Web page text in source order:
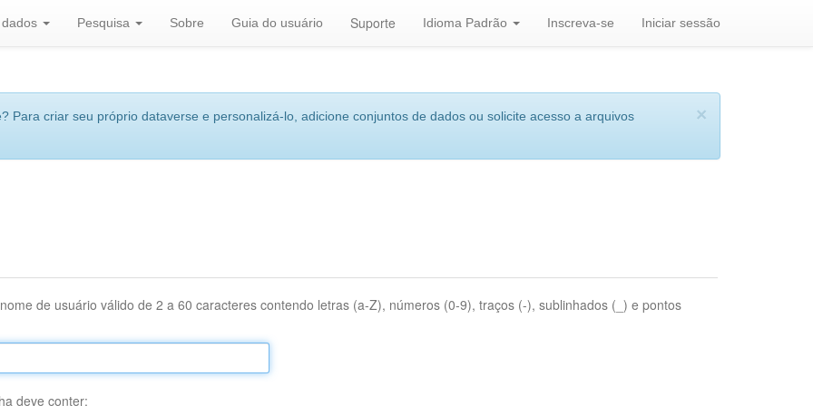
Pesquisa Sobre Guia do usuário Suporte Idioma Padrão Inscreva-se Iniciar sessão
×
Para criar seu próprio dataverse e personalizá-lo, adicione conjuntos de dados ou solicite acesso a arquivos
de usuário válido de 2 a 60 caracteres contendo letras (a-Z), números (0-9), traços (-), sublinhados (_) e pontos
deve conter: